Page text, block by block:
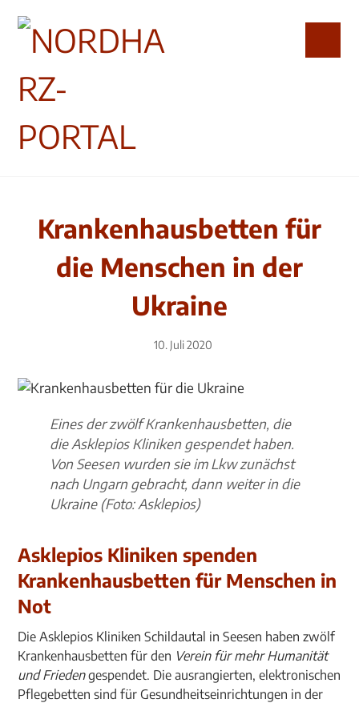
Krankenhausbetten für
die Menschen in der
Ukraine
10. Juli 2020
Eines der zwölf Krankenhausbetten, die
die Asklepios Kliniken gespendet haben.
Von Seesen wurden sie im Lkw zunächst
nach Ungarn gebracht, dann weiter in die
Ukraine (Foto: Asklepios)
Asklepios Kliniken spenden
Krankenhausbetten für Menschen in
Not
Die Asklepios Kliniken Schildautal in Seesen haben zwölf
Krankenhausbetten für den Verein für mehr Humanität
und Friedengespendet. Die ausrangierten, elektronischen
Pflegebetten sind für Gesundheitseinrichtungen in der